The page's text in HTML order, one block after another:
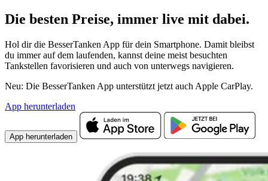
Die besten Preise, immer live mit dabei.
Hol dir die BesserTanken App für dein Smartphone. Damit bleibst
du immer auf dem laufenden, kannst deine meist besuchten
Tankstellen favorisieren und auch von unterwegs navigieren.
Neu: Die BesserTanken App unterstützt jetzt auch Apple CarPlay.
App herunterladen
App herunterladen